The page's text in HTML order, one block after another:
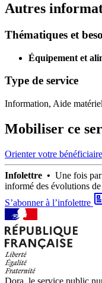
Autres
Thématiques et
Équipement et
Type de service
Information, Aide
Mobiliser ce
Orienter votre bénéficiaire
Infolettre • Une fois
informé des évolutions
S’abonner à l’infolettre
Dora, le service public